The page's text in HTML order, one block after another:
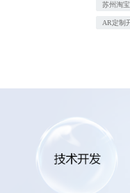
苏州淘
AR定制